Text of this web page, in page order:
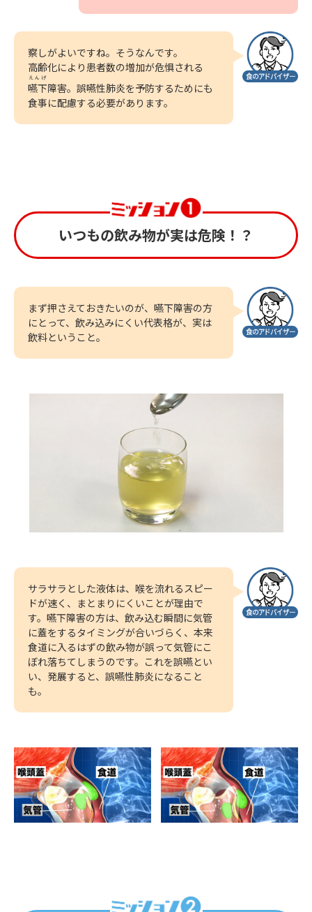
察しがよいですね。そうなんです。
高齢化により患者数の増加が危惧される
嚥下
えんげ
障害。誤嚥性肺炎を予防するためにも
食事に配慮する必要があります。
いつもの飲み物が実は危険！？
まず押さえておきたいのが、嚥下障害の方
にとって、飲み込みにくい代表格が、実は
飲料ということ。
サラサラとした液体は、喉を流れるスピー
ドが速く、まとまりにくいことが理由で
す。嚥下障害の方は、飲み込む瞬間に気管
に蓋をするタイミングが合いづらく、本来
食道に入るはずの飲み物が誤って気管にこ
ぼれ落ちてしまうのです。これを誤嚥とい
い、発展すると、誤嚥性肺炎になること
も。